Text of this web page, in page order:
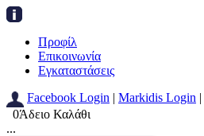
Προφίλ
Επικοινωνία
Εγκαταστάσεις
Facebook Login | Markidis Login |
0Άδειο Καλάθι
...